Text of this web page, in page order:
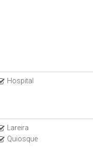
Hospital
Lareira
Quiosque